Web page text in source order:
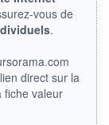
vous de
.
direct sur la
fiche valeur